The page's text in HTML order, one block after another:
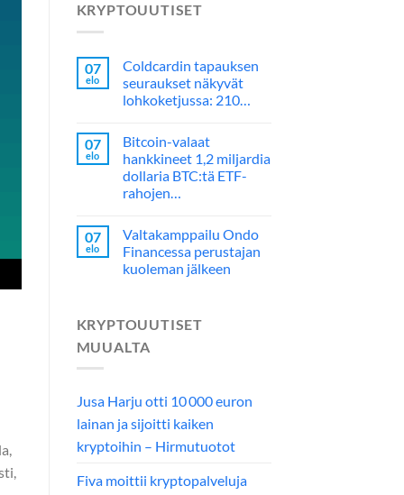
KRYPTOUUTISET
07
elo
Coldcardin tapauksen
seuraukset näkyvät
lohkoketjussa: 210…
07
elo
Bitcoin-valaat
hankkineet 1,2 miljardia
dollaria BTC:tä ETF-
rahojen…
07
elo
Valtakamppailu Ondo
Financessa perustajan
kuoleman jälkeen
KRYPTOUUTISET
MUUALTA
Jusa Harju otti 10 000 euron
lainan ja sijoitti kaiken
kryptoihin – Hirmutuotot
Fiva moittii kryptopalveluja